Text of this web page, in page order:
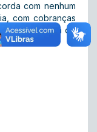
com nenhum
com cobranças
econômica do